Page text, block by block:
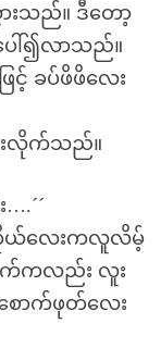
သည်။ ဒီတော့
ေါ်၍လာသည်။
င့် ခပ်ဖိဖိလေး
းလိုက်သည်။
ကိုယ်လေးကလူလိမ့်
က်ကလည်း လူး
ောက်ဖုတ်လေး